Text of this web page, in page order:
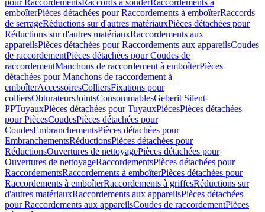
pour RaccordementsRaccords à souderRaccordements à
emboîterPièces détachées pour Raccordements à emboîterRaccords
de serrageRéductions sur d'autres matériauxPièces détachées pour
Réductions sur d'autres matériauxRaccordements aux
appareilsPièces détachées pour Raccordements aux appareilsCoudes
de raccordementPièces détachées pour Coudes de
raccordementManchons de raccordement à emboîterPièces
détachées pour Manchons de raccordement à
emboîterAccessoiresColliersFixations pour
colliersObturateursJointsConsommablesGeberit Silent-
PPTuyauxPièces détachées pour TuyauxPiècesPièces détachées
pour PiècesCoudesPièces détachées pour
CoudesEmbranchementsPièces détachées pour
EmbranchementsRéductionsPièces détachées pour
RéductionsOuvertures de nettoyagePièces détachées pour
Ouvertures de nettoyageRaccordementsPièces détachées pour
RaccordementsRaccordements à emboîterPièces détachées pour
Raccordements à emboîterRaccordements à griffesRéductions sur
d'autres matériauxRaccordements aux appareilsPièces détachées
pour Raccordements aux appareilsCoudes de raccordementPièces